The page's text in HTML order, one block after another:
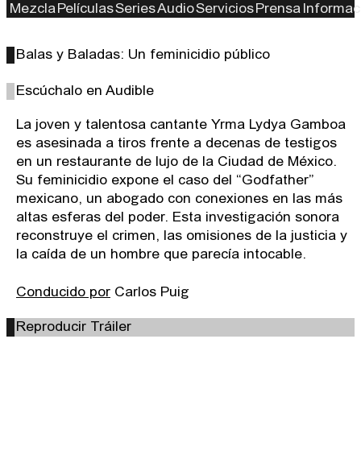
Mezcla PelículasSeriesAudioServicios Prensa
Balas y Baladas: Un feminicidio público
Escúchalo en Audible
La joven y talentosa cantante Yrma Lydya Gamboa
es asesinada a tiros frente a decenas de testigos
en un restaurante de lujo de la Ciudad de México.
Su feminicidio expone el caso del “Godfather”
mexicano, un abogado con conexiones en las más
altas esferas del poder. Esta investigación sonora
reconstruye el crimen, las omisiones de la justicia y
la caída de un hombre que parecía intocable.
Conducido por Carlos Puig
Reproducir Tráiler